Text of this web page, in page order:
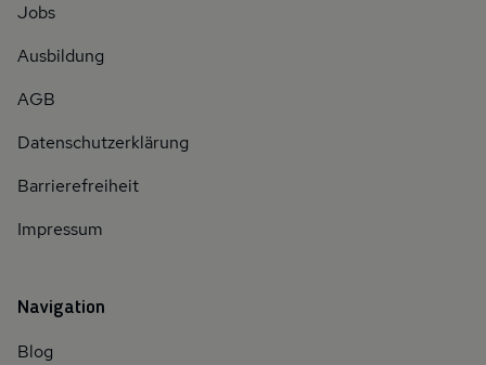
Jobs
Ausbildung
AGB
Datenschutzerklärung
Barrierefreiheit
Impressum
Navigation
Blog